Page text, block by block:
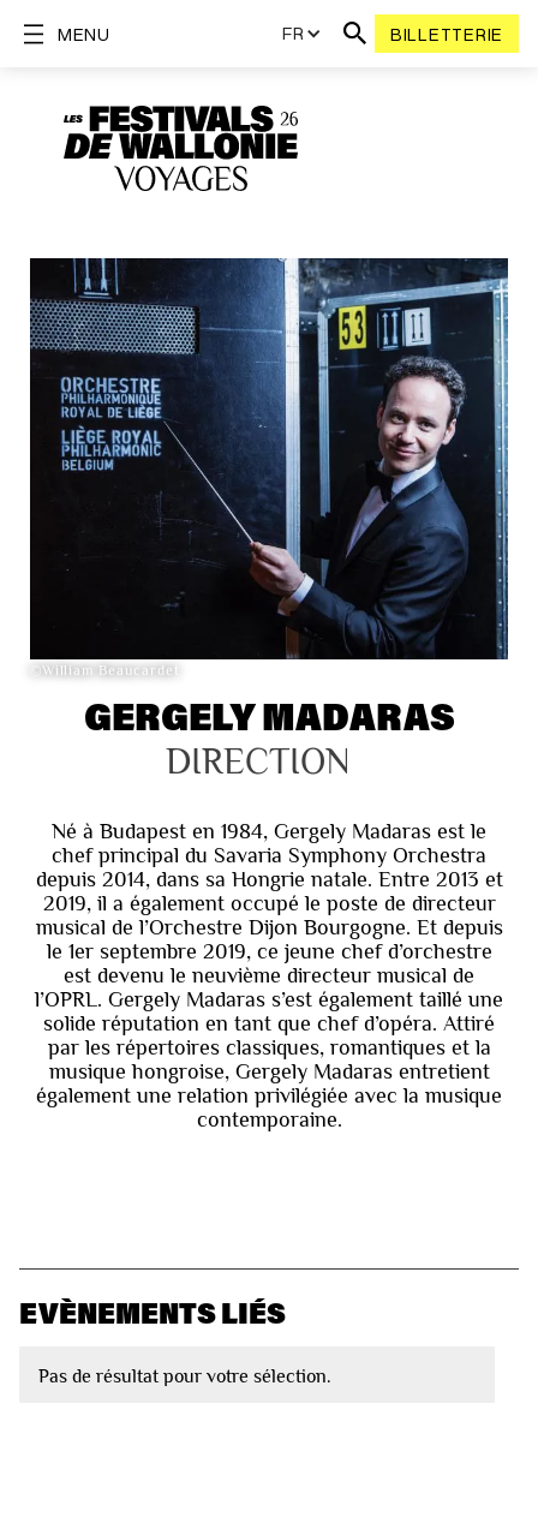
FR BILLETTERIE
MENU
©William Beaucardet
GERGELY MADARAS
DIRECTION
Né à Budapest en 1984, Gergely Madaras est le
chef principal du Savaria Symphony Orchestra
depuis 2014, dans sa Hongrie natale. Entre 2013 et
2019, il a également occupé le poste de directeur
musical de l’Orchestre Dijon Bourgogne. Et depuis
le 1er septembre 2019, ce jeune chef d’orchestre
est devenu le neuvième directeur musical de
l’OPRL. Gergely Madaras s’est également taillé une
solide réputation en tant que chef d’opéra. Attiré
par les répertoires classiques, romantiques et la
musique hongroise, Gergely Madaras entretient
également une relation privilégiée avec la musique
contemporaine.
EVÈNEMENTS LIÉS
Pas de résultat pour votre sélection.